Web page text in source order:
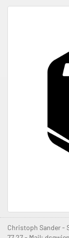
Christoph Sander -